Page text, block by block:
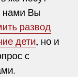
нами Вы
развод
дети, но и
с